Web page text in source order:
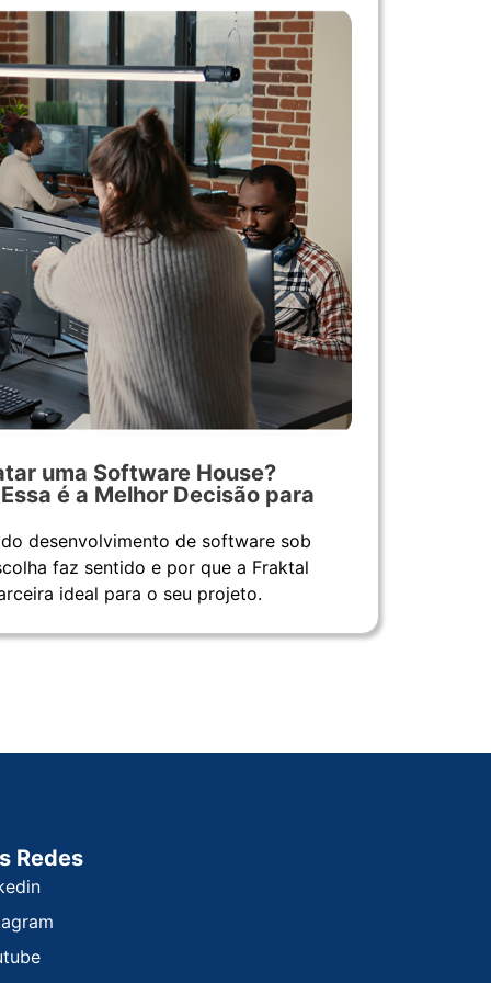
uma Software House?
é a Melhor Decisão para
desenvolvimento de software sob
faz sentido e por que a Fraktal
ideal para o seu projeto.
Redes